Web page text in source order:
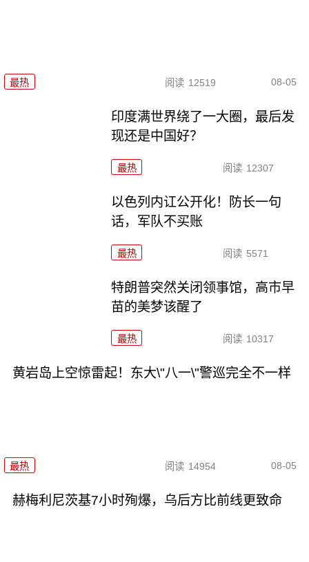
最热 阅读 12519 08-05
印度满世界绕了一大圈，最后发
现还是中国好？
最热 阅读 12307
以色列内讧公开化！防长一句
话，军队不买账
最热 阅读 5571
特朗普突然关闭领事馆，高市早
苗的美梦该醒了
最热 阅读 10317
黄岩岛上空惊雷起！东大\"八一\"警巡完全不一样
最热 阅读 14954 08-05
赫梅利尼茨基7小时殉爆，乌后方比前线更致命